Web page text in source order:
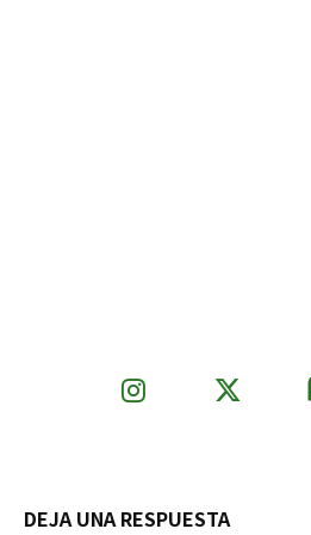
DEJA UNA RESPUESTA